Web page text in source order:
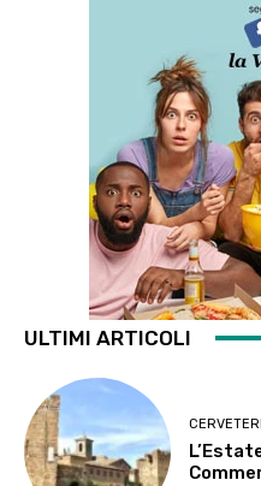
ULTIMI ARTICOLI
CERVETERI